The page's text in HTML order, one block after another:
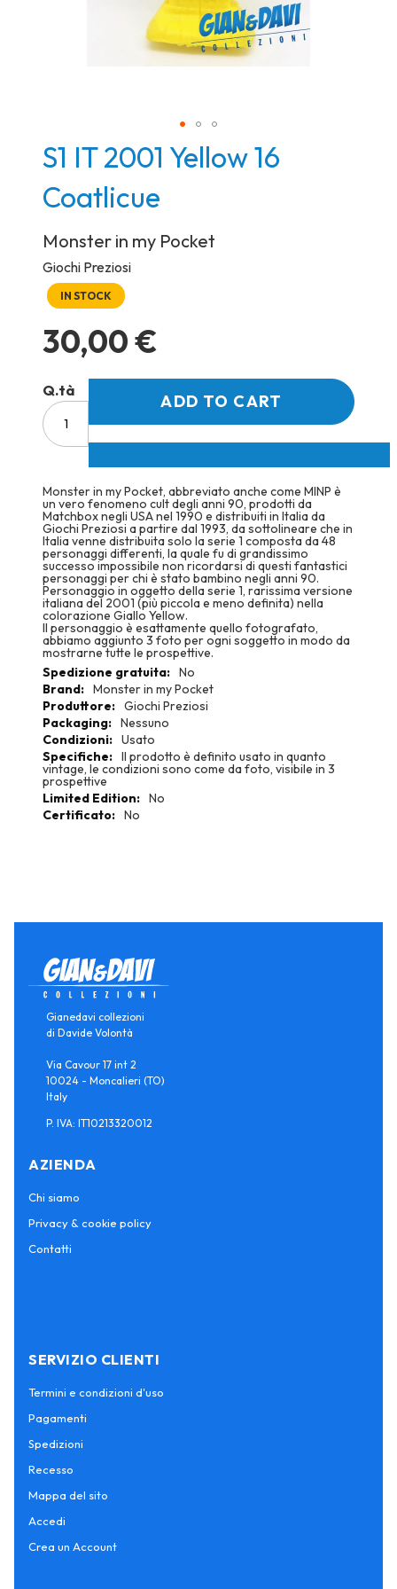
Skip
to
the
of
the
images
gallery
S1 IT 2001 Yellow 16
Coatlicue
Monster in my Pocket
Giochi Preziosi
IN STOCK
30,00 €
Q.tà
ADD TO CART
Monster in my Pocket, abbreviato anche come MINP è
un vero fenomeno cult degli anni 90, prodotti da
Matchbox negli USA nel 1990 e distribuiti in Italia da
Giochi Preziosi a partire dal 1993, da sottolineare che in
Italia venne distribuita solo la serie 1 composta da 48
personaggi differenti, la quale fu di grandissimo
successo impossibile non ricordarsi di questi fantastici
personaggi per chi è stato bambino negli anni 90.
Personaggio in oggetto della serie 1, rarissima versione
italiana del 2001 (più piccola e meno definita) nella
colorazione Giallo Yellow.
Il personaggio è esattamente quello fotografato,
abbiamo aggiunto 3 foto per ogni soggetto in modo da
mostrarne tutte le prospettive.
More
Information
No
Monster in my Pocket
Giochi Preziosi
Nessuno
Usato
Il prodotto è definito usato in quanto
vintage, le condizioni sono come da foto, visibile in 3
prospettive
No
No
Gianedavi collezioni
di Davide Volontà
Via Cavour 17 int 2
10024 - Moncalieri (TO)
Italy
P. IVA: IT10213320012
AZIENDA
Chi siamo
Privacy & cookie policy
Contatti
SERVIZIO CLIENTI
Termini e condizioni d'uso
Pagamenti
Spedizioni
Recesso
Mappa del sito
Accedi
Crea un Account